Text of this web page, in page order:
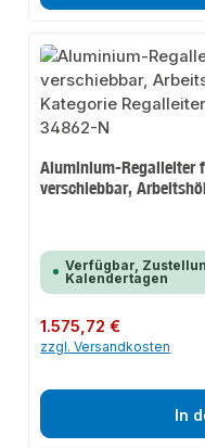
Aluminium-Regalleiter
verschiebbar,
Verfügbar,
Kalendertagen
Regulärer Preis:
1.575,72 €
zzgl. Versandkosten
In